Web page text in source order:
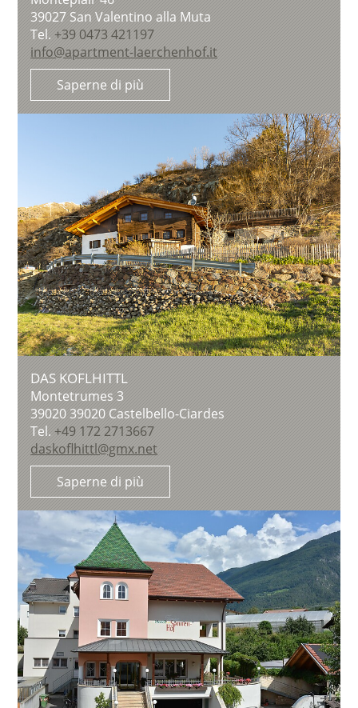
39027San Valentino alla Muta
Tel.+39 0473 421197
info@apartment-laerchenhof.it
Saperne di più
DAS KOFLHITTL
Montetrumes 3
3902039020 Castelbello-Ciardes
Tel.+49 172 2713667
daskoflhittl@gmx.net
Saperne di più